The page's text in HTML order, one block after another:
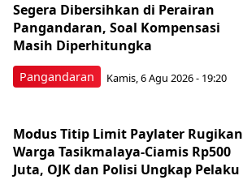
Pangandaran
Segera Dibersihkan di Perairan
Pangandaran, Soal Kompensasi
Masih Diperhitungka
Kamis, 6 Agu 2026 - 19:20
Modus Titip Limit Paylater Rugikan
Warga Tasikmalaya-Ciamis Rp500
Juta, OJK dan Polisi Ungkap Pelaku